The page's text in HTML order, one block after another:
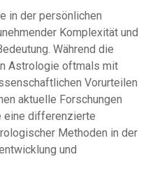
in der persönlichen
Komplexität und
Während die
Astrologie oftmals mit
Vorurteilen
aktuelle Forschungen
eine differenzierte
Methoden in der
und